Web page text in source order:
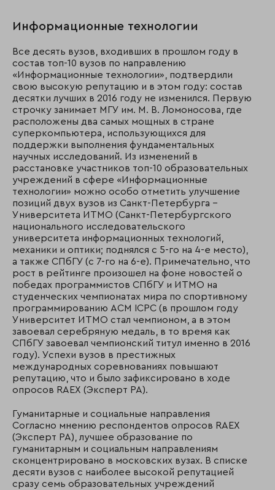
Информационные технологии
Все десять вузов, входивших в прошлом году в
состав топ-10 вузов по направлению
«Информационные технологии», подтвердили
свою высокую репутацию и в этом году: состав
десятки лучших в 2016 году не изменился. Первую
строчку занимает МГУ им. М. В. Ломоносова, где
расположены два самых мощных в стране
суперкомпьютера, использующихся для
поддержки выполнения фундаментальных
научных исследований. Из изменений в
расстановке участников топ-10 образовательных
учреждений в сфере «Информационные
технологии» можно особо отметить улучшение
позиций двух вузов из Санкт-Петербурга –
Университета ИТМО (Санкт-Петербургского
национального исследовательского
университета информационных технологий,
механики и оптики; поднялся с 5-го на 4-е место),
а также СПбГУ (с 7-го на 6-е). Примечательно, что
рост в рейтинге произошел на фоне новостей о
победах программистов СПбГУ и ИТМО на
студенческих чемпионатах мира по спортивному
программированию ACM ICPC (в прошлом году
Университет ИТМО стал чемпионом, а в этом
завоевал серебряную медаль, в то время как
СПбГУ завоевал чемпионский титул именно в 2016
году). Успехи вузов в престижных
международных соревнованиях повышают
репутацию, что и было зафиксировано в ходе
опросов RAEX (Эксперт РА).
Гуманитарные и социальные направления
Согласно мнению респондентов опросов RAEX
(Эксперт РА), лучшее образование по
гуманитарным и социальным направлениям
сконцентрировано в московских вузах. В списке
десяти вузов с наиболее высокой репутацией
сразу семь образовательных учреждений